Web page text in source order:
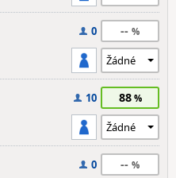
0 --
10 88
0 --